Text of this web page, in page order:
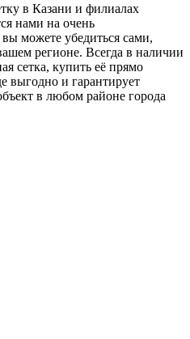
в Казани и филиалах
нами на очень
можете убедиться сами,
регионе. Всегда в наличии
сетка, купить её прямо
выгодно и гарантирует
в любом районе города